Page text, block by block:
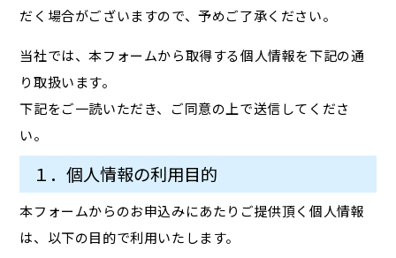
だく場合がございますので、予めご了承ください。
当社では、本フォームから取得する個人情報を下記の通
り取扱います。
下記をご一読いただき、ご同意の上で送信してくださ
い。
１．個人情報の利用目的
本フォームからのお申込みにあたりご提供頂く個人情報
は、以下の目的で利用いたします。